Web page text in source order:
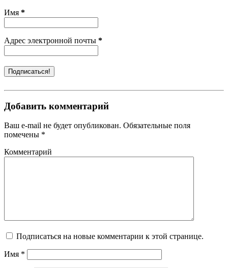
Имя *
Адрес электронной почты *
Добавить комментарий
Ваш e-mail не будет опубликован. Обязательные поля
помечены *
Комментарий
Подписаться на новые комментарии к этой странице.
Имя *